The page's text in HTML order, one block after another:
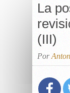
La
(III)
Por